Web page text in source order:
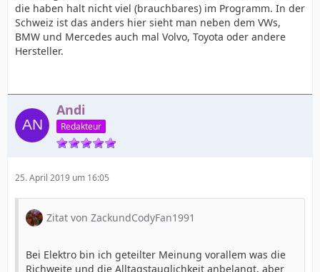
die haben halt nicht viel (brauchbares) im Programm. In der
Schweiz ist das anders hier sieht man neben dem VWs,
BMW und Mercedes auch mal Volvo, Toyota oder andere
Hersteller.
Andi
Redakteur
25. April 2019 um 16:05
Zitat von ZackundCodyFan1991
Bei Elektro bin ich geteilter Meinung vorallem was die
Richweite und die Alltagstauglichkeit anbelangt, aber